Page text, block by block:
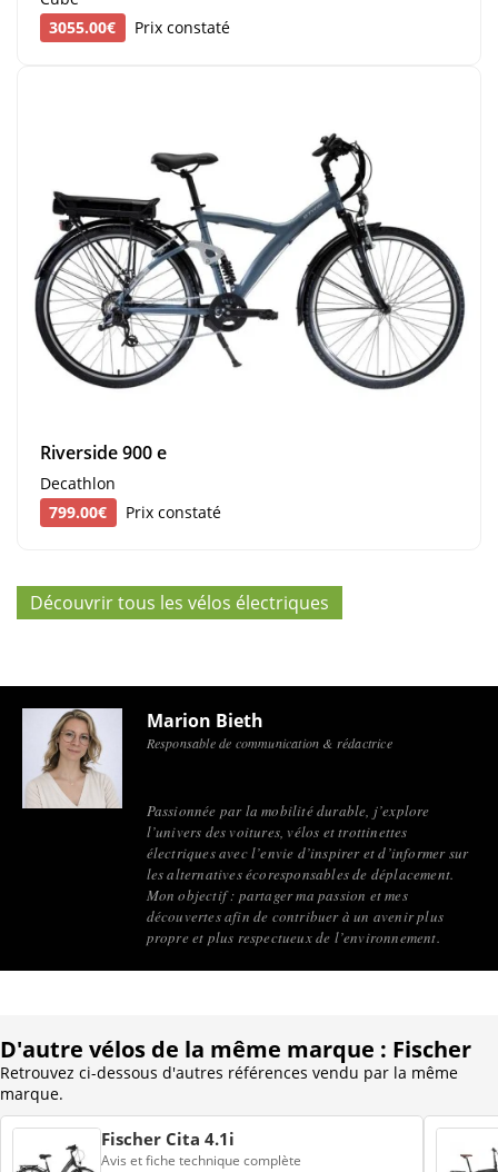
3055.00€
Prix constaté
Riverside 900 e
Decathlon
799.00€
Prix constaté
Découvrir tous les vélos électriques
Marion Bieth
Responsable de communication & rédactrice
Passionnée par la mobilité durable, j’explore
l’univers des voitures, vélos et trottinettes
électriques avec l’envie d’inspirer et d’informer sur
les alternatives écoresponsables de déplacement.
Mon objectif : partager ma passion et mes
découvertes afin de contribuer à un avenir plus
propre et plus respectueux de l’environnement.
D'autre vélos de la même marque : Fischer
Retrouvez ci-dessous d'autres références vendu par la même
marque.
Fischer Cita 4.1i
Avis et fiche technique complète